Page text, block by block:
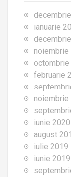
ianuarie
noiembrie
octombrie
februarie
noiembrie
iunie 2020
august
iulie 2019
iunie 2019